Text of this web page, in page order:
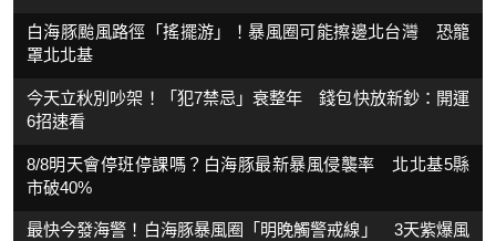
白海豚颱風路徑「搖擺游」！暴風圈可能擦邊北台灣 恐籠
罩北北基
今天立秋別吵架！「犯7禁忌」衰整年 錢包快放新鈔：開運
6招速看
8/8明天會停班停課嗎？白海豚最新暴風侵襲率 北北基5縣
市破40%
最快今發海警！白海豚暴風圈「明晚觸警戒線」 3天紫爆風